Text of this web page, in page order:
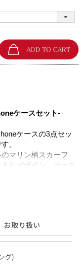
ケースセット-
ケースの3点セッ
。
マリン柄スカーフ
たデザイン。ポーチ
ディネートのアクセ
在です。
かけを彩るアイテム
お取り扱い
グ)